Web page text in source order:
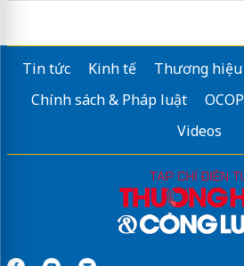
Tin tức Kinh tế Thương hiệu
Chính sách & Pháp luật
OCOP
Videos